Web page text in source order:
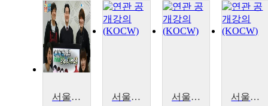
서울대 출신 의사의 애니메이션 사업 도전기! 정희두 대표 서울대 소장품 감상하기: 예술을 중심으로 서울대 소장품 감상하기: 자연을 중심으로 서울대 소장품 감상하기: 천문학을 중심으로